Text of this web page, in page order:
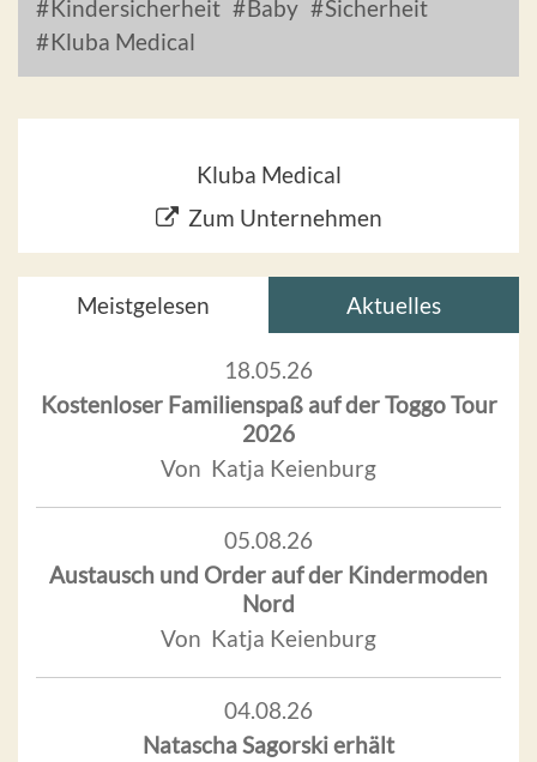
Kindersicherheit Baby
Sicherheit
Kluba Medical
Kluba Medical
Zum Unternehmen
Meistgelesen Aktuelles
18.05.26
Kostenloser Familienspaß auf der Toggo Tour
2026
Von Katja Keienburg
05.08.26
Austausch und Order auf der Kindermoden
Nord
Von Katja Keienburg
04.08.26
Natascha Sagorski erhält